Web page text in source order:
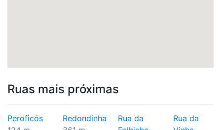
Ruas mais próximas
Peroficós
Redondinha
Rua da
Rua da